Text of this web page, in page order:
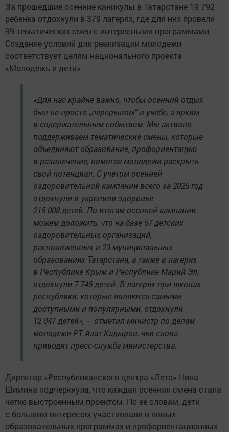
За прошедшие осенние каникулы в Татарстане 19 792
ребенка отдохнули в 379 лагерях, где для них провели
99 тематических смен с интересными программами.
Создание условий для реализации молодежи
соответствует целям национального проекта
«Молодежь и дети».
«Для нас крайне важно, чтобы осенний отдых
был не просто „перерывом“ в учебе, а ярким
и содержательным событием. Мы активно
поддерживаем тематические смены, которые
объединяют образование, профориентацию
и развлечение, помогая молодежи раскрыть
свой потенциал. С учетом осенней
оздоровительной кампании всего за 2025 год
отдохнули и укрепили здоровье
215 008 детей. По итогам осенней кампании
можем доложить, что на базе 57 детских
оздоровительных организаций,
расположенных в 23 муниципальных
образованиях Татарстана, а также в лагерях
в Республике Крым и Республике Марий Эл,
отдохнули 7 745 детей. В лагерях при школах
республики, которые являются самыми
доступными и популярными, отдохнули
12 047 детей», — отметил министр по делам
молодежи РТ Азат Кадыров, чьи слова
приводит пресс-служба министерства.
Директор «Республиканского центра «Лето» Нина
Шимина подчеркнула, что каждая осенняя смена стала
четко выстроенным проектом. По ее словам, дети
с большим интересом участвовали в новых
образовательных программах и профориентационных